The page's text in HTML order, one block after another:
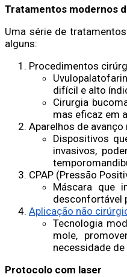
Tratamentos modernos
Uma série de
alguns:
Procedimentos
difícil e alto
Cirurgia
mas eficaz em
Aparelhos de avanço
Dispositivos
invasivos,
CPAP (Pressão
Máscara que
desconfortável
Aplicação não
Tecnologia
mole,
necessidade
Protocolo com laser